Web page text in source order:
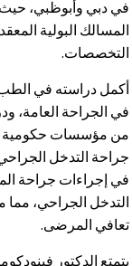
في دبي وأبوظبي،
المسالك البولية
التخصصات.
أكمل دراسته في
في الجراحة العامة،
من مؤسسات حكومية
جراحة التدخل
في إجراءات جراحة
التدخل الجراحي،
تعافي المرضى.
يتمتع الدكتور